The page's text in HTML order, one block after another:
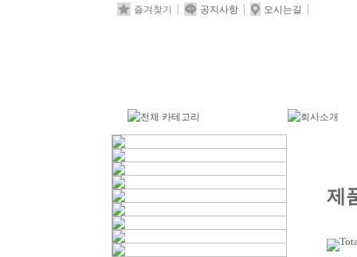
즐겨찾기 공지사항 오시는길
제